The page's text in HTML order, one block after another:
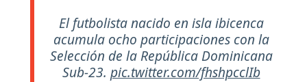
El futbolista nacido en isla ibicenca
acumula ocho participaciones con la
Selección de la República Dominicana
Sub-23. pic.twitter.com/fhshpcclIb